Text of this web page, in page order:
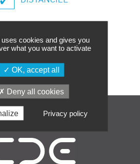
cookies and gives you
what you want to activate
OK, accept all
Deny all cookies
Privacy policy